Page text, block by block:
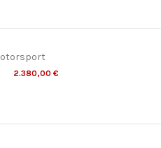
2.380,00 €